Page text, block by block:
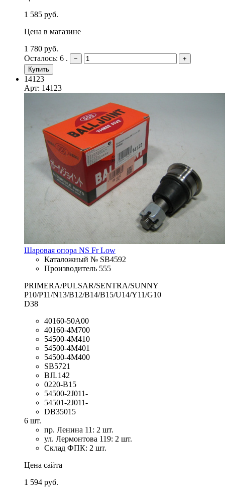
1 585 руб.
Цена в магазине
1 780 руб.
Осталось: 6 .
−
+
Купить
14123
Арт: 14123
Шаровая опора NS Fr Low
Каталожный № SB4592
Производитель 555
PRIMERA/PULSAR/SENTRA/SUNNY
P10/P11/N13/B12/B14/B15/U14/Y11/G10
D38
40160-50A00
40160-4M700
54500-4M410
54500-4M401
54500-4M400
SB5721
BJL142
0220-B15
54500-2J011-
54501-2J011-
DB35015
6 шт.
пр. Ленина 11: 2 шт.
ул. Лермонтова 119: 2 шт.
Склад ФПК: 2 шт.
Цена сайта
1 594 руб.